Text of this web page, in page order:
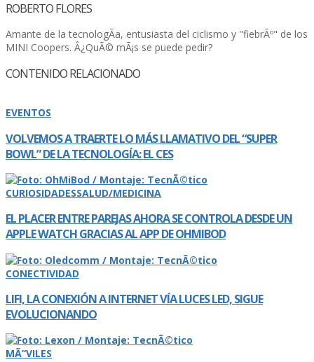
ROBERTO FLORES
Amante de la tecnologÃ­a, entusiasta del ciclismo y "fiebrÃº" de los
MINI Coopers. Â¿QuÃ© mÃ¡s se puede pedir?
CONTENIDO RELACIONADO
EVENTOS
VOLVEMOS A TRAERTE LO MÁS LLAMATIVO DEL “SUPER
BOWL” DE LA TECNOLOGÍ­A: EL CES
CURIOSIDADESSALUD/MEDICINA
EL PLACER ENTRE PAREJAS AHORA SE CONTROLA DESDE UN
APPLE WATCH GRACIAS AL APP DE OHMIBOD
CONECTIVIDAD
LIFI, LA CONEXIÓN A INTERNET VÍ­A LUCES LED, SIGUE
EVOLUCIONANDO
MÃ“VILES